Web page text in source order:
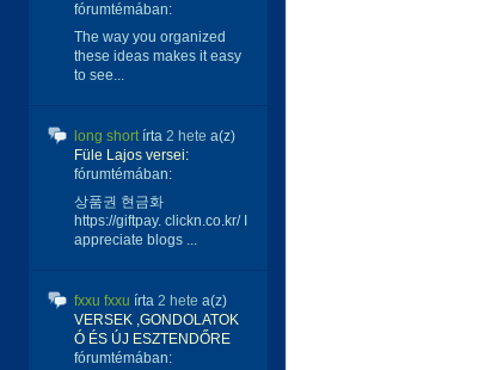
fórumtémában:
The way you organized
these ideas makes it easy
to see...
long shortírta 2 hete a(z)
Füle Lajos versei:
fórumtémában:
상품권 현금화
https://giftpay. clickn.co.kr/ I
appreciate blogs ...
fxxu fxxu írta 2 hete a(z)
VERSEK ,GONDOLATOK
Ó ÉS ÚJ ESZTENDŐRE
fórumtémában: